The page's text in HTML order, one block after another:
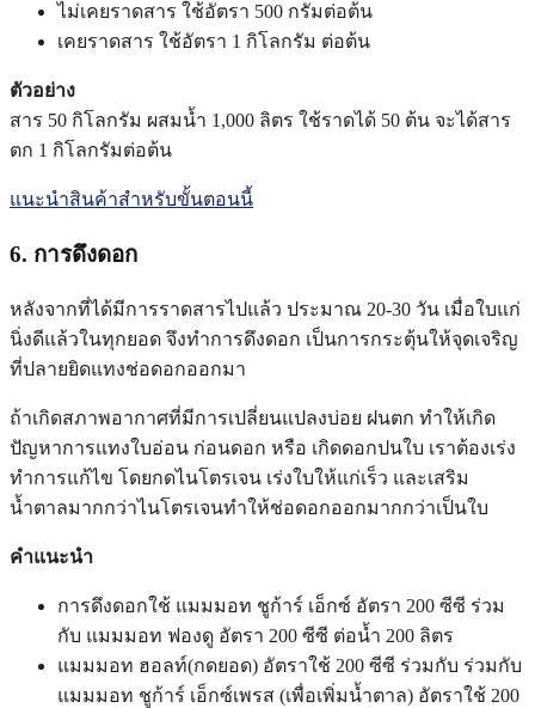
ไม่เคยราดสาร ใช้อัตรา 500 กรัมต่อต้น
เคยราดสาร ใช้อัตรา 1 กิโลกรัม ต่อต้น
ตัวอย่าง
สาร 50 กิโลกรัม ผสมน้ำ 1,000 ลิตร ใช้ราดได้ 50 ต้น จะได้สาร
ตก 1 กิโลกรัมต่อต้น
แนะนำสินค้าสำหรับขั้นตอนนี้
6. การดึงดอก
หลังจากที่ได้มีการราดสารไปแล้ว ประมาณ 20-30 วัน เมื่อใบแก่
นิ่งดีแล้วในทุกยอด จึงทำการดึงดอก เป็นการกระตุ้นให้จุดเจริญ
ที่ปลายยิดแทงช่อดอกออกมา
ถ้าเกิดสภาพอากาศที่มีการเปลี่ยนแปลงบ่อย ฝนตก ทำให้เกิด
ปัญหาการแทงใบอ่อน ก่อนดอก หรือ เกิดดอกปนใบ เราต้องเร่ง
ทำการแก้ไข โดยกดไนโตรเจน เร่งใบให้แก่เร็ว และเสริม
น้ำตาลมากกว่าไนโตรเจนทำให้ช่อดอกออกมากกว่าเป็นใบ
คำแนะนำ
การดึงดอกใช้ แมมมอท ชูก้าร์ เอ็กซ์ อัตรา 200 ซีซี ร่วม
กับ แมมมอท ฟองดู อัตรา 200 ซีซี ต่อน้ำ 200 ลิตร
แมมมอท ฮอลท์(กดยอด) อัตราใช้ 200 ซีซี ร่วมกับ ร่วมกับ
แมมมอท ชูก้าร์ เอ็กซ์เพรส (เพื่อเพิ่มน้ำตาล) อัตราใช้ 200